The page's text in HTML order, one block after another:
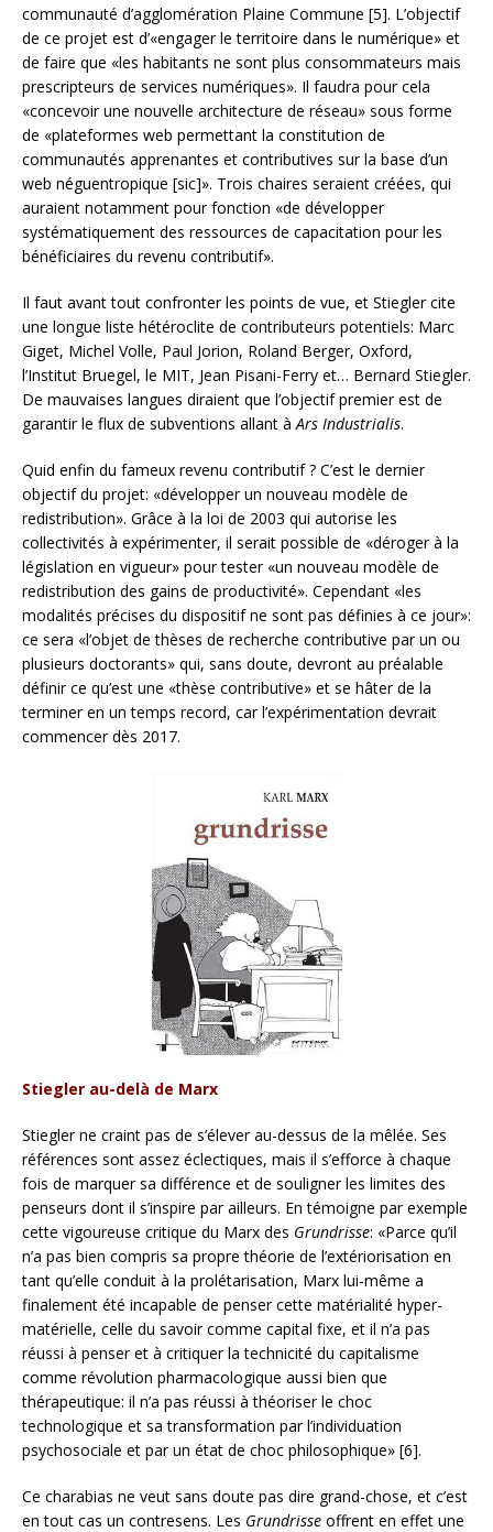
communauté d’agglomération Plaine Commune [5]. L’objectif
de ce projet est d’«engager le territoire dans le numérique» et
de faire que «les habitants ne sont plus consommateurs mais
prescripteurs de services numériques». Il faudra pour cela
«concevoir une nouvelle architecture de réseau» sous forme
de «plateformes web permettant la constitution de
communautés apprenantes et contributives sur la base d’un
web néguentropique [sic]». Trois chaires seraient créées, qui
auraient notamment pour fonction «de développer
systématiquement des ressources de capacitation pour les
bénéficiaires du revenu contributif».
Il faut avant tout confronter les points de vue, et Stiegler cite
une longue liste hétéroclite de contributeurs potentiels: Marc
Giget, Michel Volle, Paul Jorion, Roland Berger, Oxford,
l’Institut Bruegel, le MIT, Jean Pisani-Ferry et… Bernard Stiegler.
De mauvaises langues diraient que l’objectif premier est de
garantir le flux de subventions allant à Ars Industrialis.
Quid enfin du fameux revenu contributif ? C’est le dernier
objectif du projet: «développer un nouveau modèle de
redistribution». Grâce à la loi de 2003 qui autorise les
collectivités à expérimenter, il serait possible de «déroger à la
législation en vigueur» pour tester «un nouveau modèle de
redistribution des gains de productivité». Cependant «les
modalités précises du dispositif ne sont pas définies à ce jour»:
ce sera «l’objet de thèses de recherche contributive par un ou
plusieurs doctorants» qui, sans doute, devront au préalable
définir ce qu’est une «thèse contributive» et se hâter de la
terminer en un temps record, car l’expérimentation devrait
commencer dès 2017.
Stiegler au-delà de Marx
Stiegler ne craint pas de s’élever au-dessus de la mêlée. Ses
références sont assez éclectiques, mais il s’efforce à chaque
fois de marquer sa différence et de souligner les limites des
penseurs dont il s’inspire par ailleurs. En témoigne par exemple
cette vigoureuse critique du Marx des Grundrisse: «Parce qu’il
n’a pas bien compris sa propre théorie de l’extériorisation en
tant qu’elle conduit à la prolétarisation, Marx lui-même a
finalement été incapable de penser cette matérialité hyper-
matérielle, celle du savoir comme capital fixe, et il n’a pas
réussi à penser et à critiquer la technicité du capitalisme
comme révolution pharmacologique aussi bien que
thérapeutique: il n’a pas réussi à théoriser le choc
technologique et sa transformation par l’individuation
psychosociale et par un état de choc philosophique» [6].
Ce charabias ne veut sans doute pas dire grand-chose, et c’est
en tout cas un contresens. Les Grundrisse offrent en effet une